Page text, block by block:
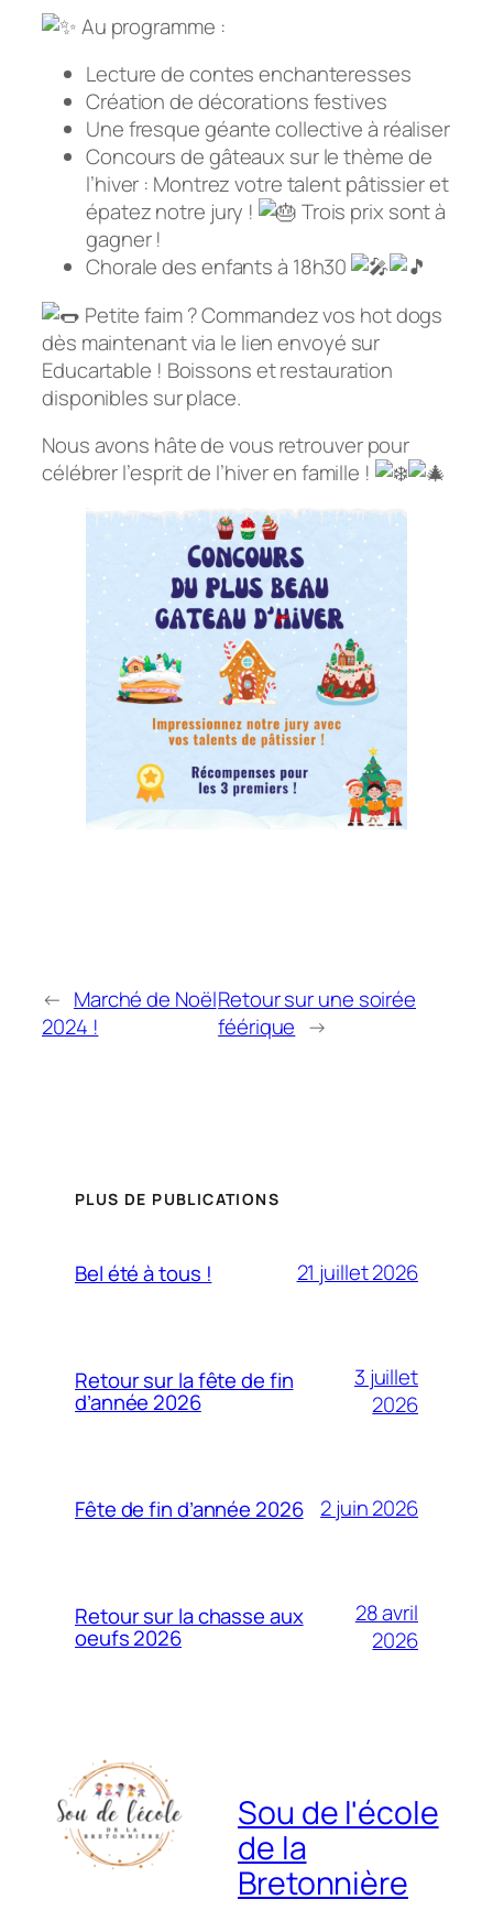
Au programme :
Lecture de contes enchanteresses
Création de décorations festives
Une fresque géante collective à réaliser
Concours de gâteaux sur le thème de
l’hiver : Montrez votre talent pâtissier et
épatez notre jury !
Trois prix sont à
gagner !
Chorale des enfants à 18h30
Petite faim ? Commandez vos hot dogs
dès maintenant via le lien envoyé sur
Educartable ! Boissons et restauration
disponibles sur place.
Nous avons hâte de vous retrouver pour
célébrer l’esprit de l’hiver en famille !
← Marché de Noël
2024 !
Retour sur une soirée
féérique →
PLUS DE PUBLICATIONS
Bel été à tous ! 21 juillet 2026
Retour sur la fête de fin
d’année 2026
3 juillet
2026
Fête de fin d’année 2026 2 juin 2026
Retour sur la chasse aux
oeufs 2026
28 avril
2026
Sou de l'école
de la
Bretonnière